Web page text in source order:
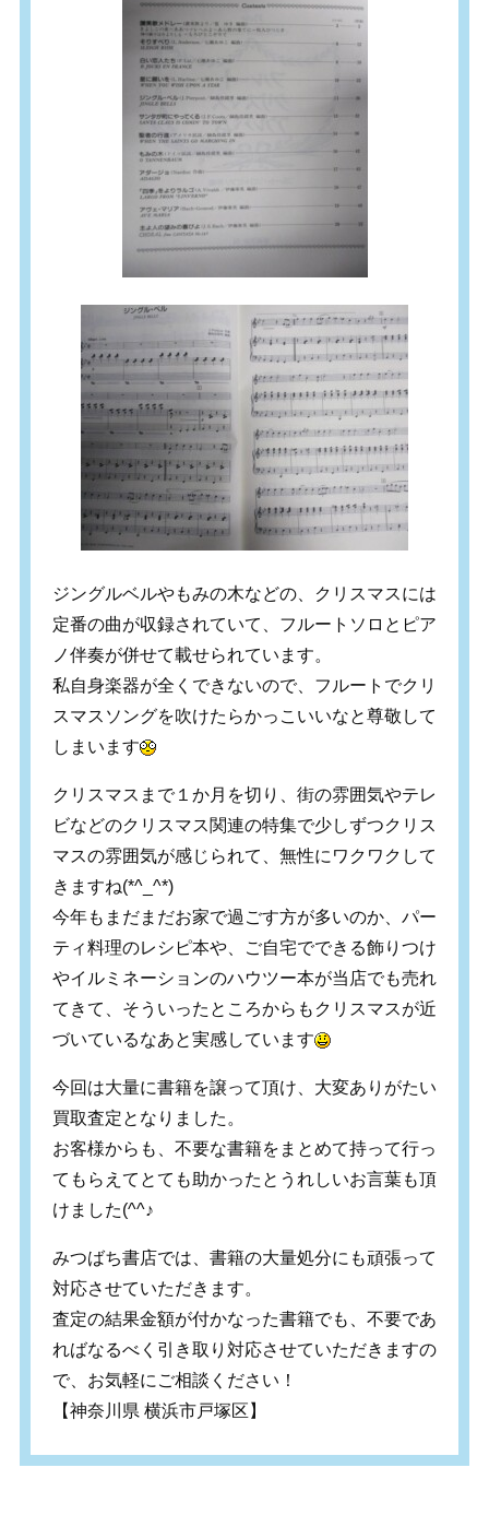
ジングルベルやもみの木などの、クリスマスには
定番の曲が収録されていて、フルートソロとピア
ノ伴奏が併せて載せられています。
私自身楽器が全くできないので、フルートでクリ
スマスソングを吹けたらかっこいいなと尊敬して
しまいます
クリスマスまで１か月を切り、街の雰囲気やテレ
ビなどのクリスマス関連の特集で少しずつクリス
マスの雰囲気が感じられて、無性にワクワクして
きますね(*^_^*)
今年もまだまだお家で過ごす方が多いのか、パー
ティ料理のレシピ本や、ご自宅でできる飾りつけ
やイルミネーションのハウツー本が当店でも売れ
てきて、そういったところからもクリスマスが近
づいているなあと実感しています
今回は大量に書籍を譲って頂け、大変ありがたい
買取査定となりました。
お客様からも、不要な書籍をまとめて持って行っ
てもらえてとても助かったとうれしいお言葉も頂
けました(^^♪
みつばち書店では、書籍の大量処分にも頑張って
対応させていただきます。
査定の結果金額が付かなった書籍でも、不要であ
ればなるべく引き取り対応させていただきますの
で、お気軽にご相談ください！
【神奈川県 横浜市戸塚区】